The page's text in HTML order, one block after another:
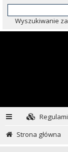
Wyszukiwanie
Strona główna